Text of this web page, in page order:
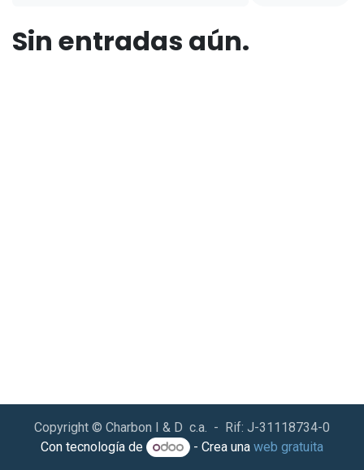
Sin entradas aún.
Copyright © Charbon I & D c.a. - Rif: J-31118734-0
Con tecnología de
- Crea unaweb gratuita